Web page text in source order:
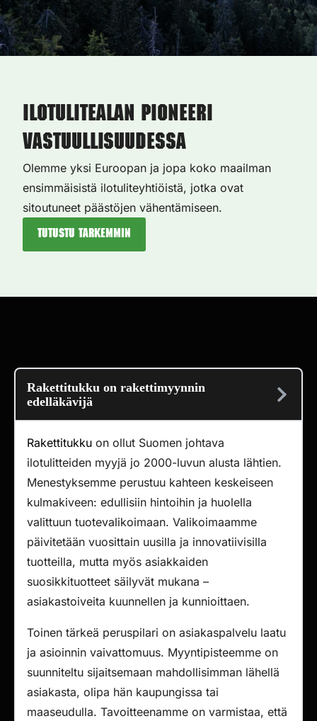
Ilotulitealan pioneeri
vastuullisuudessa
Olemme yksi Euroopan ja jopa koko maailman
ensimmäisistä ilotuliteyhtiöistä, jotka ovat
sitoutuneet päästöjen vähentämiseen.
Tutustu tarkemmin
Rakettitukku on rakettimyynnin
edelläkävijä
Rakettitukku on ollut Suomen johtava
ilotulitteiden myyjä jo 2000-luvun alusta lähtien.
Menestyksemme perustuu kahteen keskeiseen
kulmakiveen: edullisiin hintoihin ja huolella
valittuun tuotevalikoimaan. Valikoimaamme
päivitetään vuosittain uusilla ja innovatiivisilla
tuotteilla, mutta myös asiakkaiden
suosikkituotteet säilyvät mukana –
asiakastoiveita kuunnellen ja kunnioittaen.
Toinen tärkeä peruspilari on asiakaspalvelu laatu
ja asioinnin vaivattomuus. Myyntipisteemme on
suunniteltu sijaitsemaan mahdollisimman lähellä
asiakasta, olipa hän kaupungissa tai
maaseudulla. Tavoitteenamme on varmistaa, että